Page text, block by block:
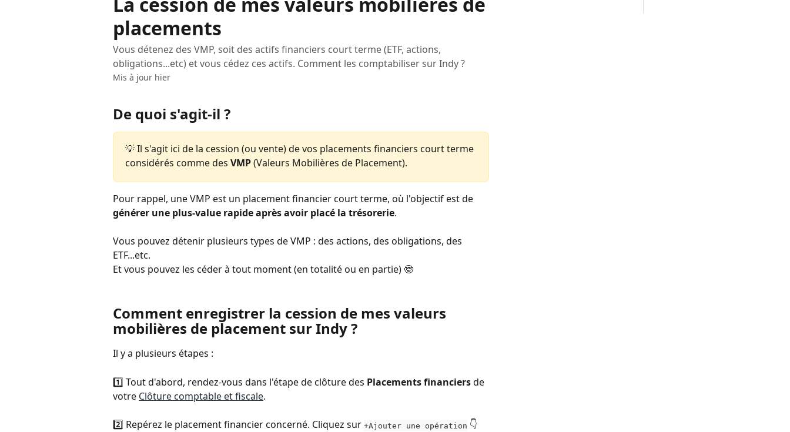
placements
Vous détenez des VMP, soit des actifs financiers court terme (ETF, actions,
obligations...etc) et vous cédez ces actifs. Comment les comptabiliser sur Indy ?
Mis à jour hier
De quoi s'agit-il ?
💡 Il s'agit ici de la cession (ou vente) de vos placements financiers court terme
considérés comme des VMP (Valeurs Mobilières de Placement).
Pour rappel, une VMP est un placement financier court terme, où l'objectif est de
générer une plus-value rapide après avoir placé la trésorerie.
Vous pouvez détenir plusieurs types de VMP : des actions, des obligations, des
ETF...etc.
Et vous pouvez les céder à tout moment (en totalité ou en partie) 🤓
Comment enregistrer la cession de mes valeurs
mobilières de placement sur Indy ?
Il y a plusieurs étapes :
1️⃣ Tout d'abord, rendez-vous dans l'étape de clôture des Placements financiers de
votre Clôture comptable et fiscale.
2️⃣ Repérez le placement financier concerné. Cliquez sur +Ajouter une opération 👇